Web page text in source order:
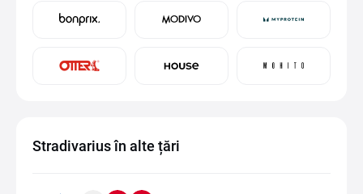
Stradivarius în alte țări